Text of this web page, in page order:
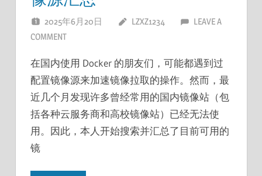
2025年6月20日 LZXZ1234
LEAVE A
COMMENT
在国内使用 Docker 的朋友们，可能都遇到过
配置镜像源来加速镜像拉取的操作。然而，最
近几个月发现许多曾经常用的国内镜像站（包
括各种云服务商和高校镜像站）已经无法使
用。因此，本人开始搜索并汇总了目前可用的
镜